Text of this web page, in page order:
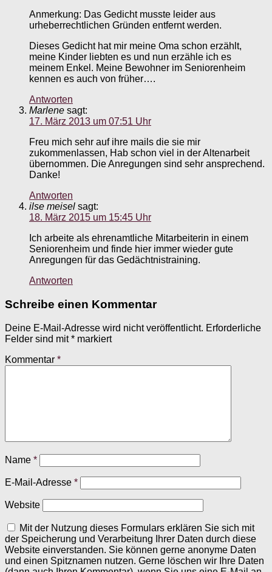
Anmerkung: Das Gedicht musste leider aus
urheberrechtlichen Gründen entfernt werden.
Dieses Gedicht hat mir meine Oma schon erzählt,
meine Kinder liebten es und nun erzähle ich es
meinem Enkel. Meine Bewohner im Seniorenheim
kennen es auch von früher….
Antworten
Marlene sagt:
17. März 2013 um 07:51 Uhr
Freu mich sehr auf ihre mails die sie mir
zukommenlassen, Hab schon viel in der Altenarbeit
übernommen. Die Anregungen sind sehr ansprechend.
Danke!
Antworten
ilse meisel sagt:
18. März 2015 um 15:45 Uhr
Ich arbeite als ehrenamtliche Mitarbeiterin in einem
Seniorenheim und finde hier immer wieder gute
Anregungen für das Gedächtnistraining.
Antworten
Schreibe einen Kommentar
Deine E-Mail-Adresse wird nicht veröffentlicht. Erforderliche
Felder sind mit* markiert
Kommentar *
Name *
E-Mail-Adresse *
Website
Mit der Nutzung dieses Formulars erklären Sie sich mit
der Speicherung und Verarbeitung Ihrer Daten durch diese
Website einverstanden. Sie können gerne anonyme Daten
und einen Spitznamen nutzen. Gerne löschen wir Ihre Daten